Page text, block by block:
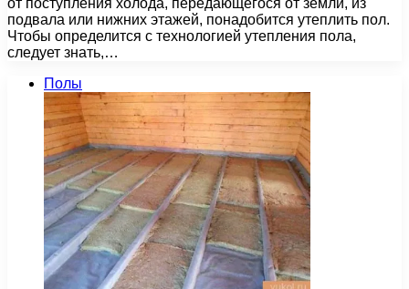
подвала или нижних этажей, понадобится утеплить пол.
Чтобы определится с технологией утепления пола,
следует знать,…
Полы